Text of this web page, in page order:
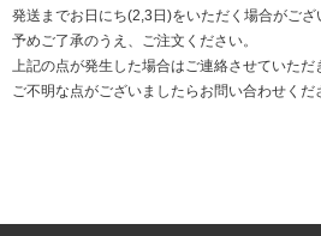
発送までお日にち(2,3日)をいただく場合がござ
予めご了承のうえ、ご注文ください。
上記の点が発生した場合はご連絡させていただ
ご不明な点がございましたらお問い合わせくだ